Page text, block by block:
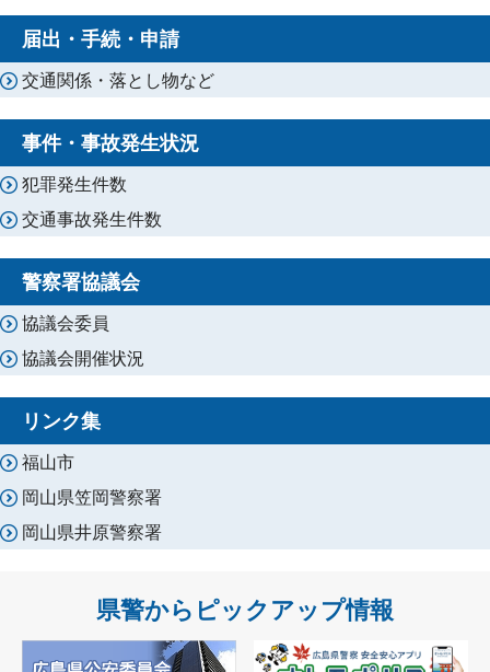
届出・手続・申請
交通関係・落とし物など
事件・事故発生状況
犯罪発生件数
交通事故発生件数
警察署協議会
協議会委員
協議会開催状況
リンク集
福山市
岡山県笠岡警察署
岡山県井原警察署
県警からピックアップ情報